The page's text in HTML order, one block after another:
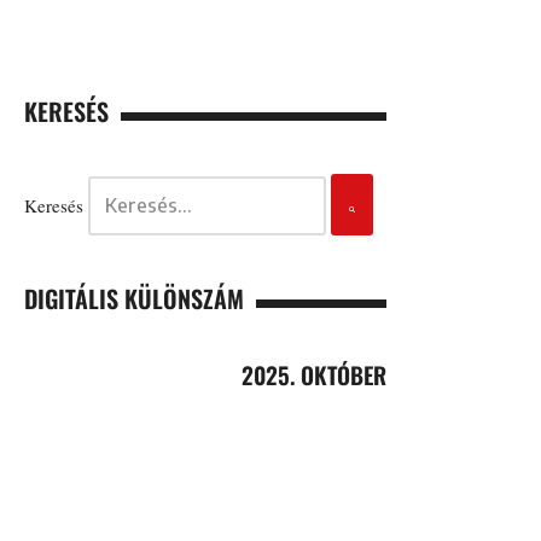
KERESÉS
Keresés
DIGITÁLIS KÜLÖNSZÁM
2025. OKTÓBER